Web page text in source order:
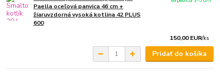
Paella oceľová panvica 46 cm +
žiaruvzdorná vysoká kotlina 42 PLUS
600
150,00 EUR/ks
Pridať do košíka